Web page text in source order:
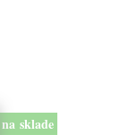
na sklade